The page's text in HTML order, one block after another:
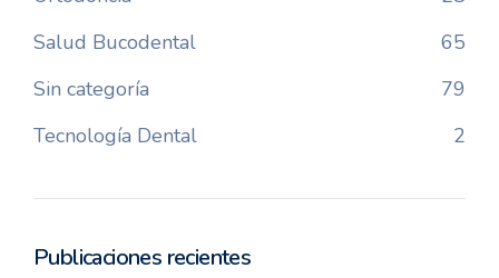
Salud Bucodental
65
Sin categoría
79
Tecnología Dental
2
Publicaciones recientes